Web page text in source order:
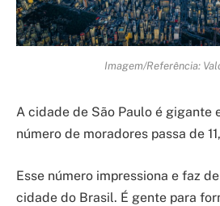
Imagem/Referência:
A cidade de São Paulo é gigante
número de moradores passa de
Esse número impressiona e faz
cidade do Brasil. É gente para